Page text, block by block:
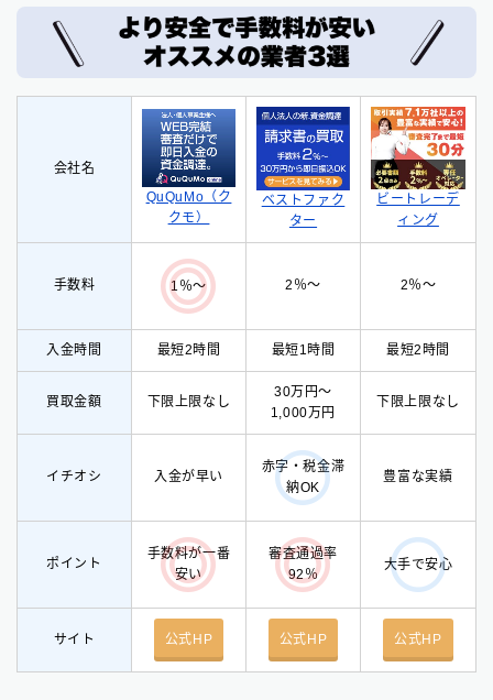
会社名
QuQuMo（ク
クモ）
ベストファク
ター
ビートレーデ
ィング
手数料 1％〜 2％〜 2％〜
入金時間 最短2時間 最短1時間 最短2時間
買取金額 下限上限なし
30万円〜
1,000万円
下限上限なし
イチオシ 入金が早い
赤字・税金滞
納OK
豊富な実績
ポイント
手数料が一番
安い
審査通過率
92％
大手で安心
サイト 公式HP 公式HP 公式HP